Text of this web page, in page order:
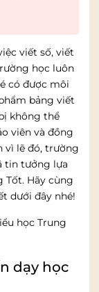
viết số, viết
học luôn
có được môi
bảng viết
không thể
viên và đồng
vì lẽ đó, trường
tin tưởng lựa
Tốt. Hãy cùng
dưới đây nhé!
dạy học